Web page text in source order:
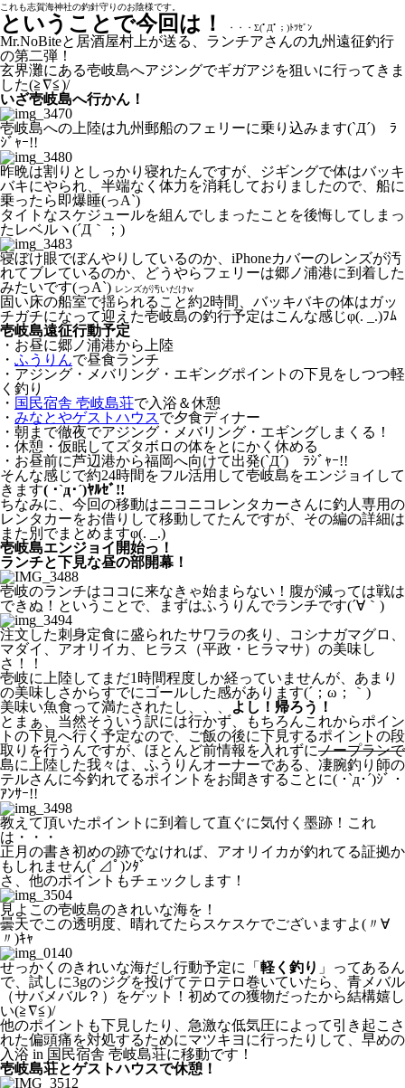
これも志賀海神社の釣針守りのお陰様です。
ということで今回は！ ・・・Σ(ﾟДﾟ；)ﾄﾂｾﾞﾝ
Mr.NoBiteと居酒屋村上が送る、ランチアさんの九州遠征釣行
の第二弾！
玄界灘にある壱岐島へアジングでギガアジを狙いに行ってきま
した(≧∇≦)/
いざ壱岐島へ行かん！
壱岐島への上陸は九州郵船のフェリーに乗り込みます(`Д´)ゞﾗ
ｼﾞｬｰ!!
昨晩は割りとしっかり寝れたんですが、ジギングで体はバッキ
バキにやられ、半端なく体力を消耗しておりましたので、船に
乗ったら即爆睡(っA`)
タイトなスケジュールを組んでしまったことを後悔してしまっ
たレベルヽ(´Д｀；)
寝ぼけ眼でぼんやりしているのか、iPhoneカバーのレンズが汚
れてブレているのか、どうやらフェリーは郷ノ浦港に到着した
みたいです(っA`) レンズが汚いだけw
固い床の船室で揺られること約2時間、バッキバキの体はガッ
チガチになって迎えた壱岐島の釣行予定はこんな感じφ(. _.)ﾌﾑ
壱岐島遠征行動予定
・お昼に郷ノ浦港から上陸
・ ふうりんで昼食ランチ
・アジング・メバリング・エギングポイントの下見をしつつ軽
く釣り
・ 国民宿舎 壱岐島荘で入浴＆休憩
・ みなとやゲストハウスで夕食ディナー
・朝まで徹夜でアジング・メバリング・エギングしまくる！
・休憩・仮眠してズタボロの体をとにかく休める
・お昼前に芦辺港から福岡へ向けて出発(`Д´)ゞﾗｼﾞｬｰ!!
そんな感じで約24時間をフル活用して壱岐島をエンジョイして
きます( ･`д･´)ﾔﾙｾﾞ!!
ちなみに、今回の移動はニコニコレンタカーさんに釣人専用の
レンタカーをお借りして移動してたんですが、その編の詳細は
また別でまとめますφ(. _.)
壱岐島エンジョイ開始っ！
ランチと下見な昼の部開幕！
壱岐のランチはココに来なきゃ始まらない！腹が減っては戦は
できぬ！ということで、まずはふうりんでランチです(´∀｀)
注文した刺身定食に盛られたサワラの炙り、コシナガマグロ、
マダイ、アオリイカ、ヒラス（平政・ヒラマサ）の美味し
さ！！
壱岐に上陸してまだ1時間程度しか経っていませんが、あまり
の美味しさからすでにゴールした感があります(´；ω；｀)
美味い魚食って満たされたし、、、
よし！帰ろう！
とまぁ、当然そういう訳には行かず、もちろんこれからポイン
トの下見へ行く予定なので、ご飯の後に下見するポイントの段
取りを行うんですが、ほとんど前情報を入れずにノープランで
島に上陸した我々は、ふうりんオーナーである、凄腕釣り師の
テルさんに今釣れてるポイントをお聞きすることに( ･`д･´)ｼﾞ・
ｱﾝｻｰ!!
教えて頂いたポイントに到着して直ぐに気付く墨跡！これ
は・・・
正月の書き初めの跡でなければ、アオリイカが釣れてる証拠か
もしれません(ﾟ⊿ﾟ)ﾝﾀﾞ
さ、他のポイントもチェックします！
見よこの壱岐島のきれいな海を！
曇天でこの透明度、晴れてたらスケスケでございますよ(〃∀
〃)ｷｬ
せっかくのきれいな海だし行動予定に「 軽く釣り 」ってあるん
で、試しに3gのジグを投げてテロテロ巻いていたら、青メバル
（サバメバル？）をゲット！初めての獲物だったから結構嬉し
い(≧∇≦)/
他のポイントも下見したり、急激な低気圧によって引き起こさ
れた偏頭痛を対処するためにマツキヨに行ったりして、早めの
入浴 in 国民宿舎 壱岐島荘に移動です！
壱岐島荘とゲストハウスで休憩！